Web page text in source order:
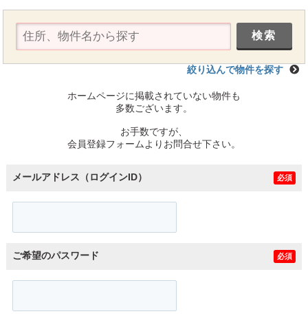
絞り込んで物件を探す
ホームページに掲載されていない物件も
多数ございます。
お手数ですが、
会員登録フォームよりお問合せ下さい。
メールアドレス（ログインID） 必須
ご希望のパスワード 必須